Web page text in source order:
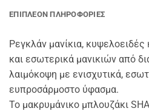
ΕΠΙΠΛΈΟΝ ΠΛΗΡΟΦΟΡΊΕΣ
Ρεγκλάν μανίκια,
και εσωτερικά μανικιών από
λαιμόκοψη με ενισχυτικά,
ευπροσάρμοστο ύφασμα.
Το μακρυμάνικο μπλουζάκι